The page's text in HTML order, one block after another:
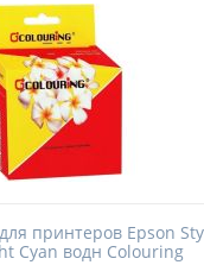
принтеров Epson
Cyan водн Colouring